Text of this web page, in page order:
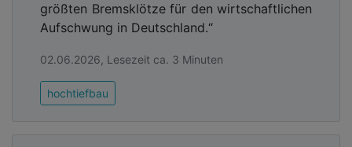
größten Bremsklötze für den wirtschaftlichen
Aufschwung in Deutschland.“
02.06.2026, Lesezeit ca. 3 Minuten
hochtiefbau